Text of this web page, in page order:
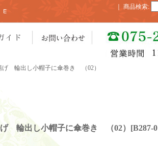
げ 輪出し小帽子に傘巻き （02）
商品検索:
輪出し小帽子に傘巻き （02） [B287-0